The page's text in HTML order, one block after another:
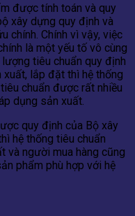
được tính toán và quy
xây dựng quy định và
chính. Chính vì vậy, việc
là một yếu tố vô cùng
tiêu chuẩn quy định
lắp đặt thì hệ thống
chuẩn được rất nhiều
dụng sản xuất.
quy định của Bộ xây
hệ thống tiêu chuẩn
và người mua hàng cũng
phẩm phù hợp với hệ